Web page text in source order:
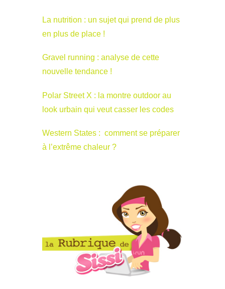
La nutrition : un sujet qui prend de plus
en plus de place !
Gravel running : analyse de cette
nouvelle tendance !
Polar Street X : la montre outdoor au
look urbain qui veut casser les codes
Western States : comment se préparer
à l’extrême chaleur ?